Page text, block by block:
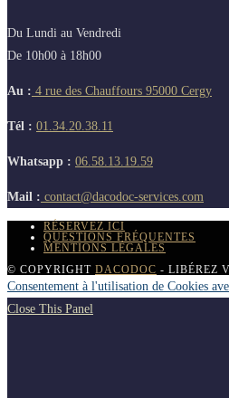
Du Lundi au Vendredi
De 10h00 à 18h00
Au : 4 rue des Chauffours 95000 Cergy
Tél : 01.34.20.38.11
Whatsapp : 06.58.13.19.59
Mail : contact@dacodoc-services.com
RÉSERVEZ ICI
QUESTIONS FRÉQUENTES
MENTIONS LÉGALES
© COPYRIGHT DACODOC - LIBÉREZ
Consentement à l'utilisation de Cookies
Close This Panel